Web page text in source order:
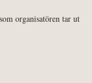
organisatören tar ut